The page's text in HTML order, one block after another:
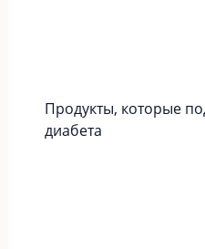
Продукты, которые
диабета